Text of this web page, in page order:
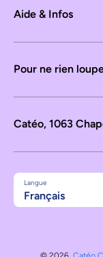
Aide & Infos
Pour ne rien
Catéo, 1063
Langue
Français